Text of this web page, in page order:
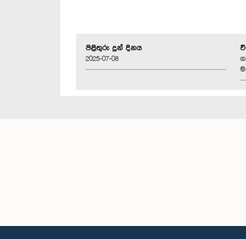
පිළිතුරු දුන් දිනය
2025-07-08